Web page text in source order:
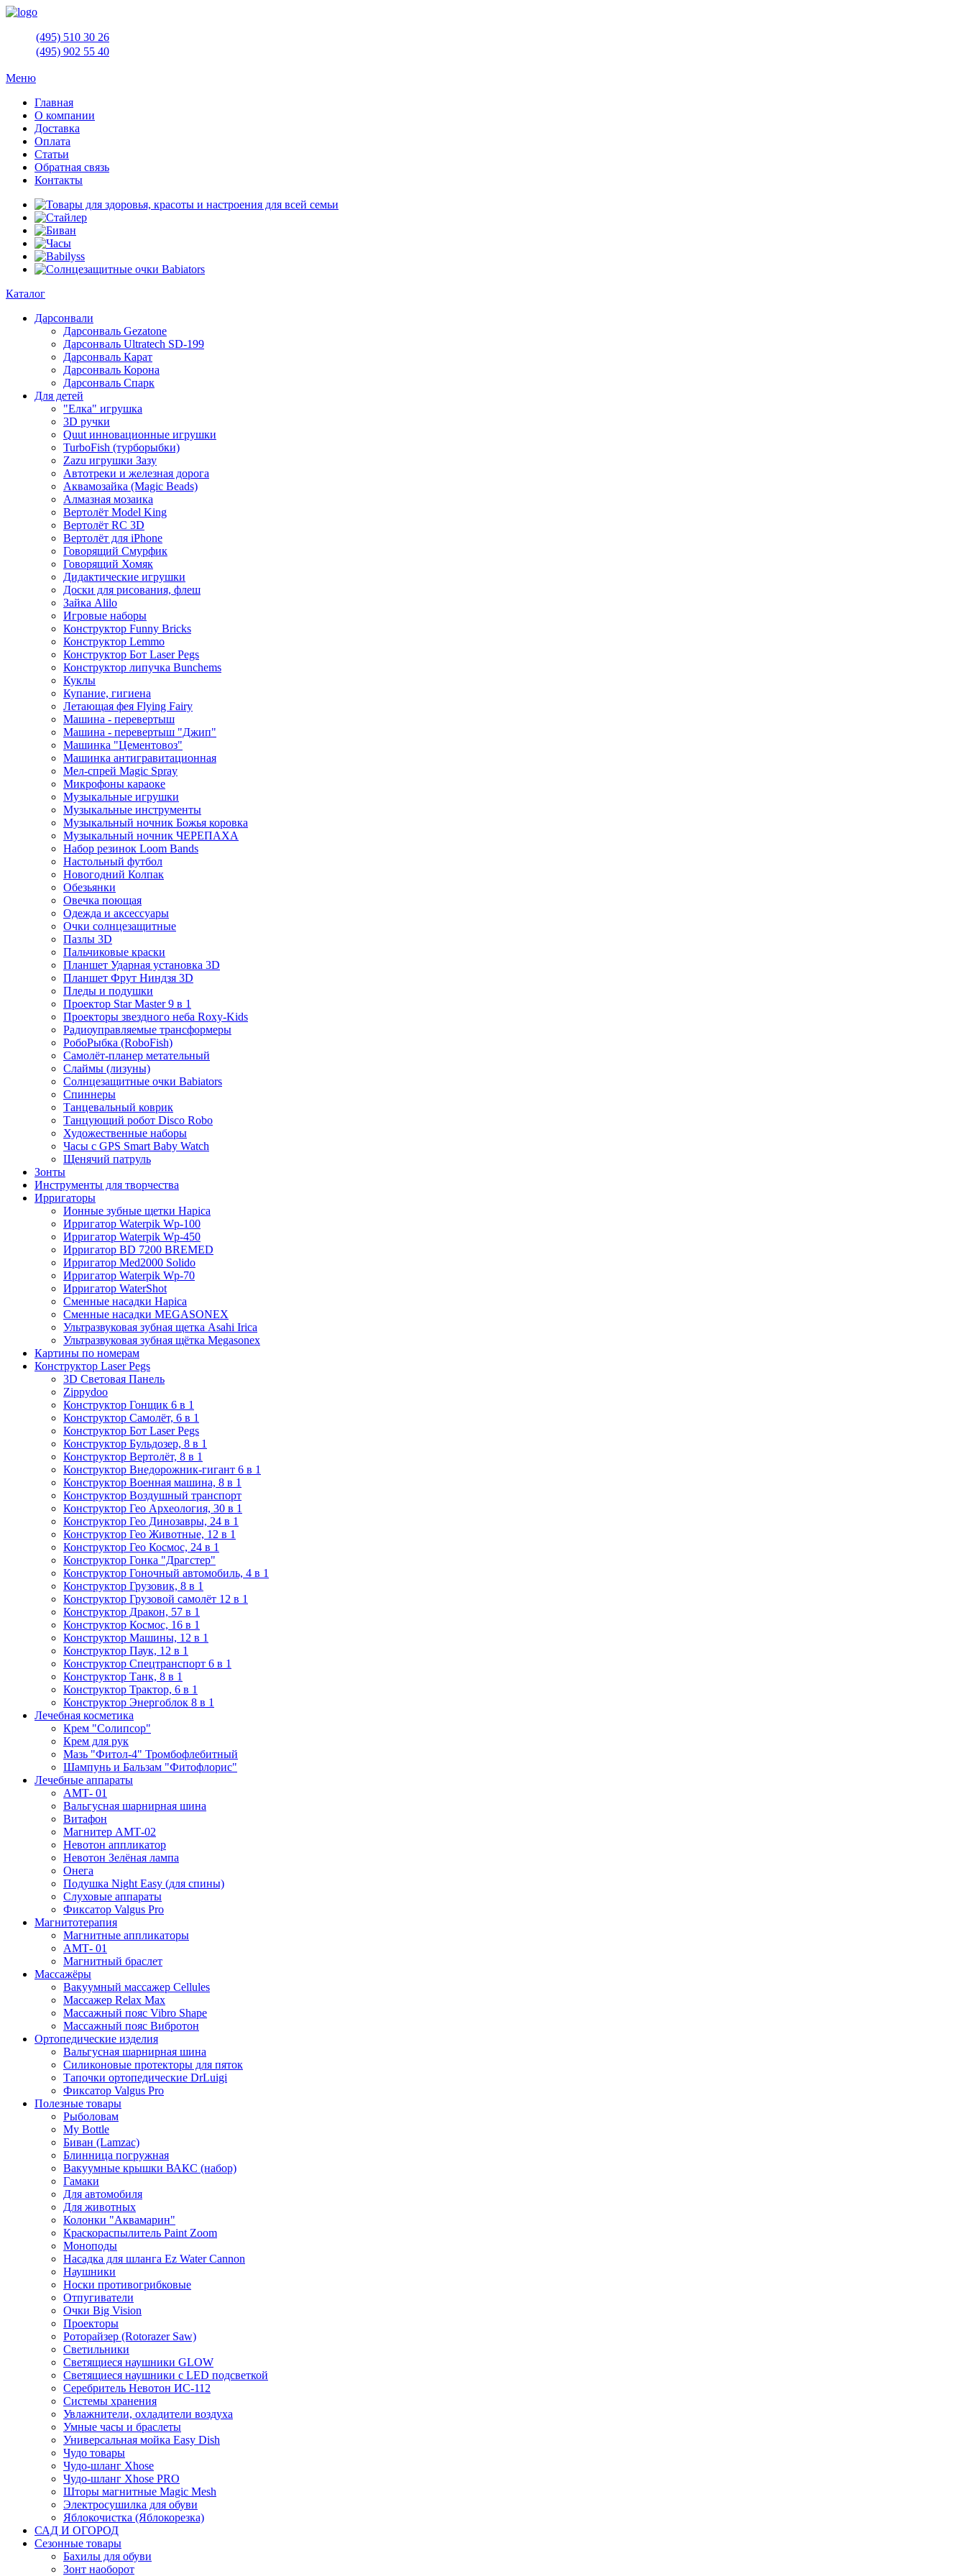
(495) 510 30 26
(495) 902 55 40
Меню
Главная
О компании
Доставка
Оплата
Статьи
Обратная связь
Контакты
Каталог
Дарсонвали
Дарсонваль Gezatone
Дарсонваль Ultratech SD-199
Дарсонваль Карат
Дарсонваль Корона
Дарсонваль Спарк
Для детей
"Елка" игрушка
3D ручки
Quut инновационные игрушки
TurboFish (турборыбки)
Zazu игрушки Зазу
Автотреки и железная дорога
Аквамозайка (Magic Beads)
Алмазная мозаика
Вертолёт Model King
Вертолёт RC 3D
Вертолёт для iPhone
Говорящий Смурфик
Говорящий Хомяк
Дидактические игрушки
Доски для рисования, флеш
Зайка Alilo
Игровые наборы
Конструктор Funny Bricks
Конструктор Lemmo
Конструктор Бот Laser Pegs
Конструктор липучка Bunchems
Куклы
Купание, гигиена
Летающая фея Flying Fairy
Машина - перевертыш
Машина - перевертыш "Джип"
Машинка "Цементовоз"
Машинка антигравитационная
Мел-спрей Magic Spray
Микрофоны караоке
Музыкальные игрушки
Музыкальные инструменты
Музыкальный ночник Божья коровка
Музыкальный ночник ЧЕРЕПАХА
Набор резинок Loom Bands
Настольный футбол
Новогодний Колпак
Обезьянки
Овечка поющая
Одежда и аксессуары
Очки солнцезащитные
Пазлы 3D
Пальчиковые краски
Планшет Ударная установка 3D
Планшет Фрут Ниндзя 3D
Пледы и подушки
Проектор Star Master 9 в 1
Проекторы звездного неба Roxy-Kids
Радиоуправляемые трансформеры
РобоРыбка (RoboFish)
Самолёт-планер метательный
Слаймы (лизуны)
Солнцезащитные очки Babiators
Спиннеры
Танцевальный коврик
Танцующий робот Disco Robo
Художественные наборы
Часы с GPS Smart Baby Watch
Щенячий патруль
Зонты
Инструменты для творчества
Ирригаторы
Ионные зубные щетки Hapica
Ирригатор Waterpik Wp-100
Ирригатор Waterpik Wp-450
Ирригатор BD 7200 BREMED
Ирригатор Med2000 Solido
Ирригатор Waterpik Wp-70
Ирригатор WaterShot
Сменные насадки Hapica
Сменные насадки MEGASONEX
Ультразвуковая зубная щетка Asahi Irica
Ультразвуковая зубная щётка Megasonex
Картины по номерам
Конструктор Laser Pegs
3D Световая Панель
Zippydoo
Конструктор Гонщик 6 в 1
Конструктор Cамолёт, 6 в 1
Конструктор Бот Laser Pegs
Конструктор Бульдозер, 8 в 1
Конструктор Вертолёт, 8 в 1
Конструктор Внедорожник-гигант 6 в 1
Конструктор Военная машина, 8 в 1
Конструктор Воздушный транспорт
Конструктор Гео Археология, 30 в 1
Конструктор Гео Динозавры, 24 в 1
Конструктор Гео Животные, 12 в 1
Конструктор Гео Космос, 24 в 1
Конструктор Гонка "Драгстер"
Конструктор Гоночный автомобиль, 4 в 1
Конструктор Грузовик, 8 в 1
Конструктор Грузовой самолёт 12 в 1
Конструктор Дракон, 57 в 1
Конструктор Космос, 16 в 1
Конструктор Машины, 12 в 1
Конструктор Паук, 12 в 1
Конструктор Спецтранспорт 6 в 1
Конструктор Танк, 8 в 1
Конструктор Трактор, 6 в 1
Конструктор Энергоблок 8 в 1
Лечебная косметика
Крем "Солипсор"
Крем для рук
Мазь "Фитол-4" Тромбофлебитный
Шампунь и Бальзам "Фитофлорис"
Лечебные аппараты
АМТ- 01
Вальгусная шарнирная шина
Витафон
Магнитер АМТ-02
Невотон аппликатор
Невотон Зелёная лампа
Онега
Подушка Night Easy (для спины)
Слуховые аппараты
Фиксатор Valgus Pro
Магнитотерапия
Магнитные аппликаторы
АМТ- 01
Магнитный браслет
Массажёры
Вакуумный массажер Cellules
Массажер Relax Max
Массажный пояс Vibro Shape
Массажный пояс Вибротон
Ортопедические изделия
Вальгусная шарнирная шина
Силиконовые протекторы для пяток
Тапочки ортопедические DrLuigi
Фиксатор Valgus Pro
Полезные товары
Рыболовам
My Bottle
Биван (Lamzac)
Блинница погружная
Вакуумные крышки ВАКС (набор)
Гамаки
Для автомобиля
Для животных
Колонки "Аквамарин"
Краскораспылитель Paint Zoom
Моноподы
Насадка для шланга Ez Water Cannon
Наушники
Носки противогрибковые
Отпугиватели
Очки Big Vision
Проекторы
Роторайзер (Rotorazer Saw)
Светильники
Светящиеся наушники GLOW
Светящиеся наушники с LED подсветкой
Серебритель Невотон ИС-112
Системы хранения
Увлажнители, охладители воздуха
Умные часы и браслеты
Универсальная мойка Easy Dish
Чудо товары
Чудо-шланг Xhose
Чудо-шланг Xhose PRO
Шторы магнитные Magic Mesh
Электросушилка для обуви
Яблокочистка (Яблокорезка)
САД И ОГОРОД
Сезонные товары
Бахилы для обуви
Зонт наоборот